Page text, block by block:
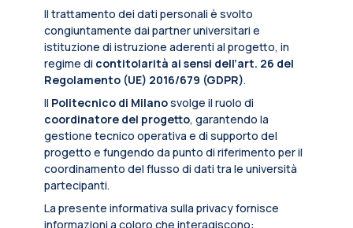
Il trattamento dei dati personali è svolto
congiuntamente dai partner universitari e
istituzione di istruzione aderenti al progetto, in
regime di contitolarità ai sensi dell’art. 26 del
Regolamento (UE) 2016/679 (GDPR).
Il Politecnico di Milanosvolge il ruolo di
coordinatore del progetto, garantendo la
gestione tecnico operativa e di supporto del
progetto e fungendo da punto di riferimento per il
coordinamento del flusso di dati tra le università
partecipanti.
La presente informativa sulla privacy fornisce
informazioni a coloro che interagiscono: